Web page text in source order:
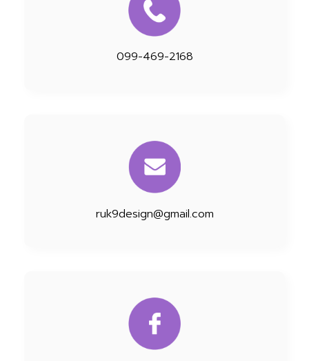
099-469-2168
ruk9design@gmail.com